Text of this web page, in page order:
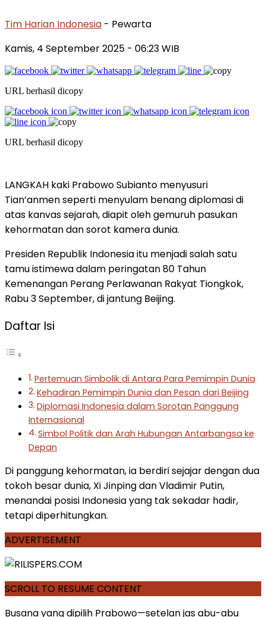
Tim Harian Indonesia - Pewarta
Kamis, 4 September 2025 - 06:23 WIB
URL berhasil dicopy
URL berhasil dicopy
LANGKAH kaki Prabowo Subianto menyusuri
Tian’anmen seperti menyulam benang diplomasi di
atas kanvas sejarah, diapit oleh gemuruh pasukan
kehormatan dan sorot kamera dunia.
Presiden Republik Indonesia itu menjadi salah satu
tamu istimewa dalam peringatan 80 Tahun
Kemenangan Perang Perlawanan Rakyat Tiongkok,
Rabu 3 September, di jantung Beijing.
Daftar Isi
Pertemuan Simbolik di Antara Para Pemimpin Dunia
Kehadiran Pemimpin Dunia dan Pesan dari Beijing
Diplomasi Indonesia dalam Sorotan Panggung
Internasional
Simbol Politik dan Arah Hubungan Antarbangsa ke
Depan
Di panggung kehormatan, ia berdiri sejajar dengan dua
tokoh besar dunia, Xi Jinping dan Vladimir Putin,
menandai posisi Indonesia yang tak sekadar hadir,
tetapi diperhitungkan.
ADVERTISEMENT
SCROLL TO RESUME CONTENT
Busana yang dipilih Prabowo—setelan jas abu-abu